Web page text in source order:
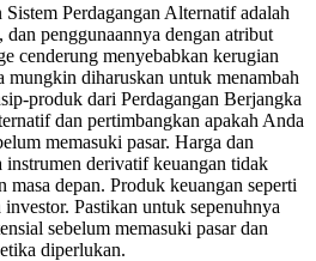
Perdagangan Alternatif adalah
penggunaannya dengan atribut
cenderung menyebabkan kerugian
mungkin diharuskan untuk menambah
produk dari Perdagangan Berjangka
dan pertimbangkan apakah Anda
memasuki pasar. Harga dan
instrumen derivatif keuangan tidak
depan. Produk keuangan seperti
Pastikan untuk sepenuhnya
sebelum memasuki pasar dan
diperlukan.